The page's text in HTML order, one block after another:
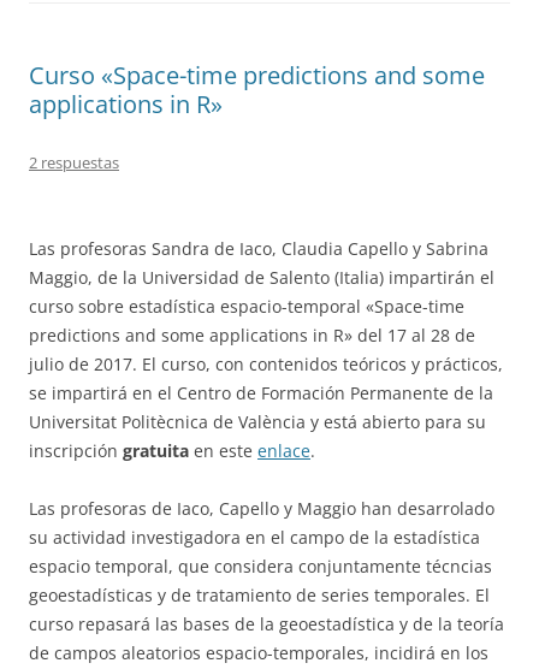
Curso «Space-time predictions and some
applications in R»
2 respuestas
Las profesoras Sandra de Iaco, Claudia Capello y Sabrina
Maggio, de la Universidad de Salento (Italia) impartirán el
curso sobre estadística espacio-temporal «Space-time
predictions and some applications in R» del 17 al 28 de
julio de 2017. El curso, con contenidos teóricos y prácticos,
se impartirá en el Centro de Formación Permanente de la
Universitat Politècnica de València y está abierto para su
inscripción gratuita en este enlace.
Las profesoras de Iaco, Capello y Maggio han desarrolado
su actividad investigadora en el campo de la estadística
espacio temporal, que considera conjuntamente técncias
geoestadísticas y de tratamiento de series temporales. El
curso repasará las bases de la geoestadística y de la teoría
de campos aleatorios espacio-temporales, incidirá en los